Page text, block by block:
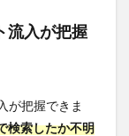
流入が把握
が把握できま
検索したか不明